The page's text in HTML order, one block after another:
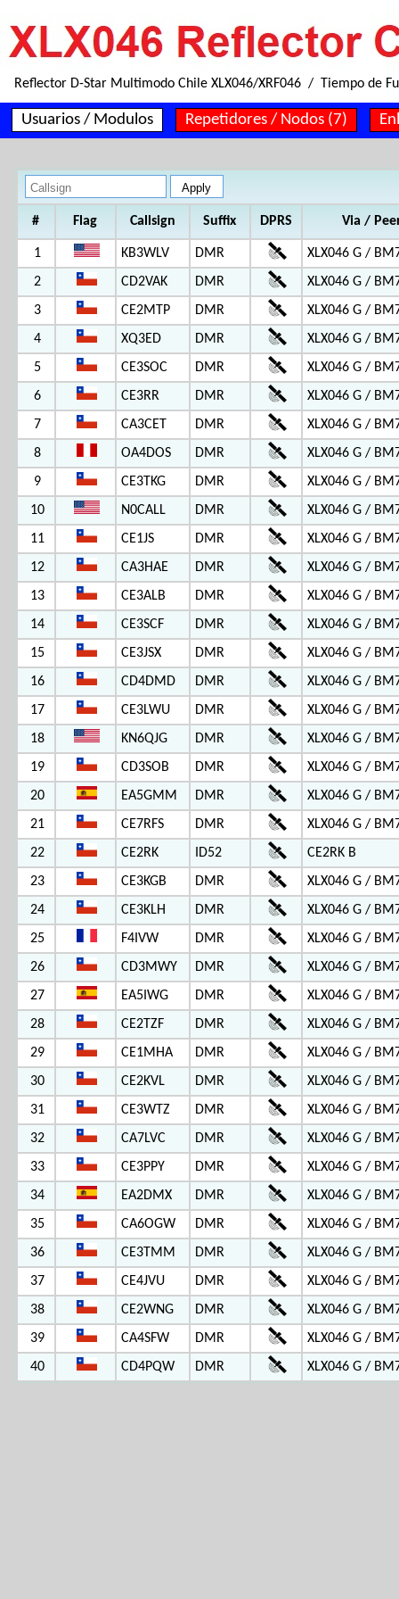
Reflector D-Star Multimodo Chile XLX046/XRF046 / Tiempo de
Usuarios / Modulos Repetidores / Nodos (7)
# Flag Callsign Suffix DPRS Via /
1 KB3WLV DMR
XLX046 G /
2
CD2VAK DMR
XLX046 G /
3
CE2MTP DMR
XLX046 G /
4
XQ3ED DMR
XLX046 G /
5
CE3SOC DMR
XLX046 G /
6
CE3RR DMR
XLX046 G /
7
CA3CET DMR
XLX046 G /
8
OA4DOS DMR
XLX046 G /
9
CE3TKG DMR
XLX046 G /
10
N0CALL DMR
XLX046 G /
11
CE1JS DMR
XLX046 G /
12
CA3HAE DMR
XLX046 G /
13
CE3ALB DMR
XLX046 G /
14
CE3SCF DMR
XLX046 G /
15
CE3JSX DMR
XLX046 G /
16
CD4DMD DMR
XLX046 G /
17
CE3LWU DMR
XLX046 G /
18
KN6QJG DMR
XLX046 G /
19
CD3SOB DMR
XLX046 G /
20
EA5GMM DMR
XLX046 G /
21
CE7RFS DMR
XLX046 G /
22
CE2RK ID52
CE2RK B
23
CE3KGB DMR
XLX046 G /
24
CE3KLH DMR
XLX046 G /
25
F4IVW DMR
XLX046 G /
26
CD3MWY DMR
XLX046 G /
27
EA5IWG DMR
XLX046 G /
28
CE2TZF DMR
XLX046 G /
29
CE1MHA DMR
XLX046 G /
30
CE2KVL DMR
XLX046 G /
31
CE3WTZ DMR
XLX046 G /
32
CA7LVC DMR
XLX046 G /
33
CE3PPY DMR
XLX046 G /
34
EA2DMX DMR
XLX046 G /
35
CA6OGW DMR
XLX046 G /
36
CE3TMM DMR
XLX046 G /
37
CE4JVU DMR
XLX046 G /
38
CE2WNG DMR
XLX046 G /
39
CA4SFW DMR
XLX046 G /
40
CD4PQW DMR XLX046 G /